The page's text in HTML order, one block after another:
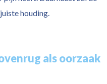
houding.
als oorzaak